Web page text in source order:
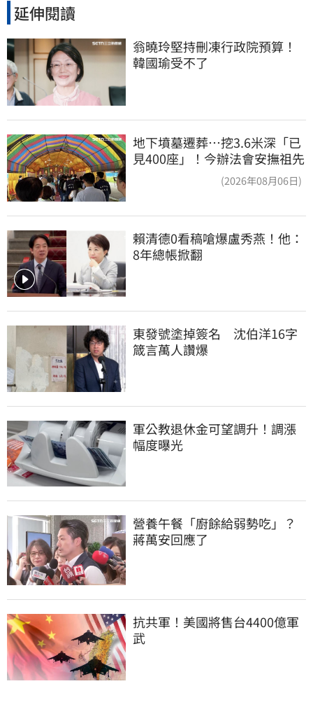
延伸閱讀
翁曉玲堅持刪凍行政院預算！
韓國瑜受不了
地下墳墓遷葬…挖3.6米深「已
見400座」！今辦法會安撫祖先
(2026年08月06日)
賴清德0看稿嗆爆盧秀燕！他：
8年總帳掀翻
東發號塗掉簽名　沈伯洋16字
箴言萬人讚爆
軍公教退休金可望調升！調漲
幅度曝光
營養午餐「廚餘給弱勢吃」？
蔣萬安回應了
抗共軍！美國將售台4400億軍
武